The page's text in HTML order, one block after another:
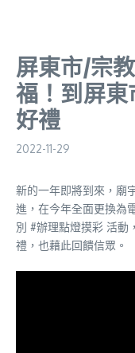
屏東市/宗教
福！到屏
好禮
2022-11-29
新的一年即將到來，廟
進，在今年全面更換為
別 #辦理點燈摸彩 活動
禮，也藉此回饋信眾。